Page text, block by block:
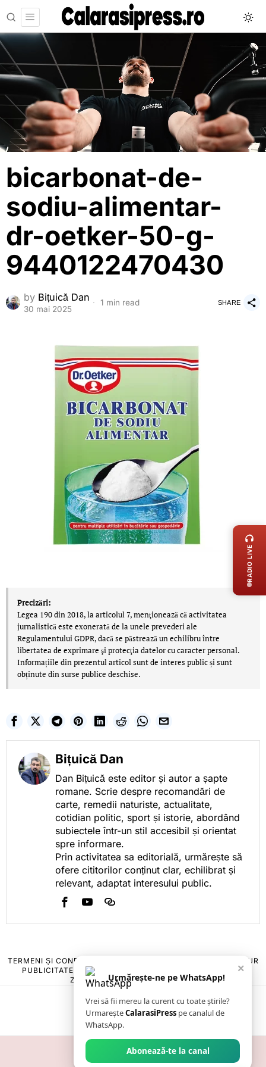
bicarbonat-de-
sodiu-alimentar-
dr-oetker-50-g-
9440122470430
by Bițuică Dan
30 mai 2025
1 min read SHARE
Precizări:
Legea 190 din 2018, la articolul 7, menţionează că activitatea
jurnalistică este exonerată de la unele prevederi ale
Regulamentului GDPR, dacă se păstrează un echilibru între
libertatea de exprimare şi protecţia datelor cu caracter personal.
Informațiile din prezentul articol sunt de interes public și sunt
obținute din surse publice deschise.
Bițuică Dan
Dan Bițuică este editor și autor a șapte
romane. Scrie despre recomandări de
carte, remedii naturiste, actualitate,
cotidian politic, sport și istorie, abordând
subiectele într-un stil accesibil și orientat
spre informare.
Prin activitatea sa editorială, urmărește să
ofere cititorilor conținut clar, echilibrat și
relevant, adaptat interesului public.
TERMENI ȘI CONDIȚII
POLITICA DE ANULARE & RETUR
PUBLICITATE ONLINE & TIPĂRITĂ
CONTACT
ZIARUL ANUNȚUL CĂLĂRĂȘEAN
×
Urmărește-ne pe WhatsApp!
Vrei să fii mereu la curent cu toate știrile?
UrmareșteCalarasiPress pe canalul de
WhatsApp.
Abonează-te la canal
RADIO LIVE